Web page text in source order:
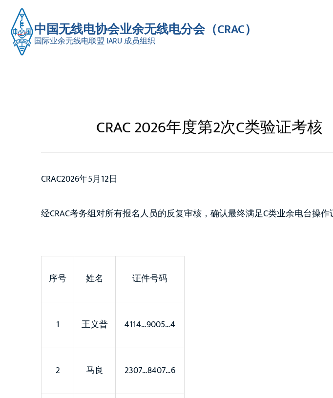
中国无线电协会业余无线电分会（CRAC）
国际业余无线电联盟 IARU 成员组织
CRAC 2026年度第2次C类验证考
CRAC2026年5月12日
经CRAC考务组对所有报名人员的反复审核，确认最终满足C类业余电台操
序号 姓名 证件号码
1 王义普 4114…9005…4
2 马良 2307…8407…6